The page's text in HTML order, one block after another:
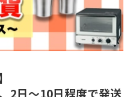
2日～10日程度で発送